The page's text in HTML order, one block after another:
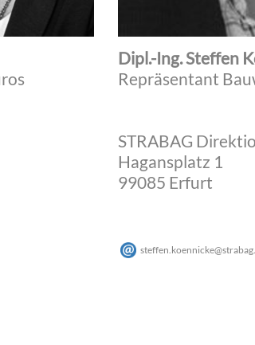
Dipl.-Ing. Steffen
Repräsentant
STRABAG
Hagansplatz 1
99085 Erfurt
steffen.koennicke@strabag